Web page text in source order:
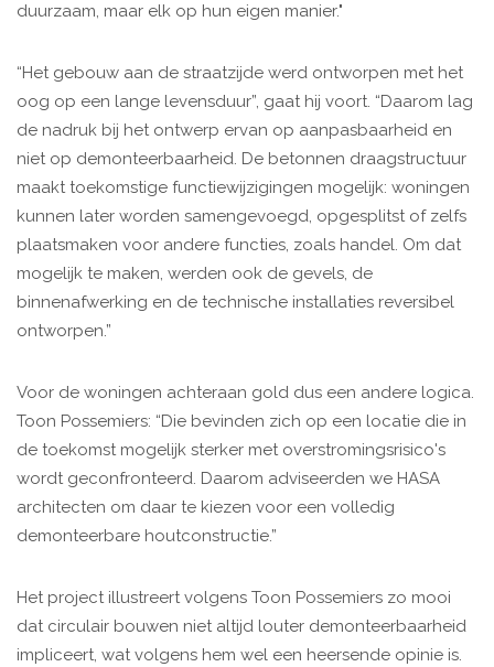
duurzaam, maar elk op hun eigen manier."
“Het gebouw aan de straatzijde werd ontworpen met het
oog op een lange levensduur”, gaat hij voort. “Daarom lag
de nadruk bij het ontwerp ervan op aanpasbaarheid en
niet op demonteerbaarheid. De betonnen draagstructuur
maakt toekomstige functiewijzigingen mogelijk: woningen
kunnen later worden samengevoegd, opgesplitst of zelfs
plaatsmaken voor andere functies, zoals handel. Om dat
mogelijk te maken, werden ook de gevels, de
binnenafwerking en de technische installaties reversibel
ontworpen.”
Voor de woningen achteraan gold dus een andere logica.
Toon Possemiers: “Die bevinden zich op een locatie die in
de toekomst mogelijk sterker met overstromingsrisico's
wordt geconfronteerd. Daarom adviseerden we HASA
architecten om daar te kiezen voor een volledig
demonteerbare houtconstructie.”
Het project illustreert volgens Toon Possemiers zo mooi
dat circulair bouwen niet altijd louter demonteerbaarheid
impliceert, wat volgens hem wel een heersende opinie is.